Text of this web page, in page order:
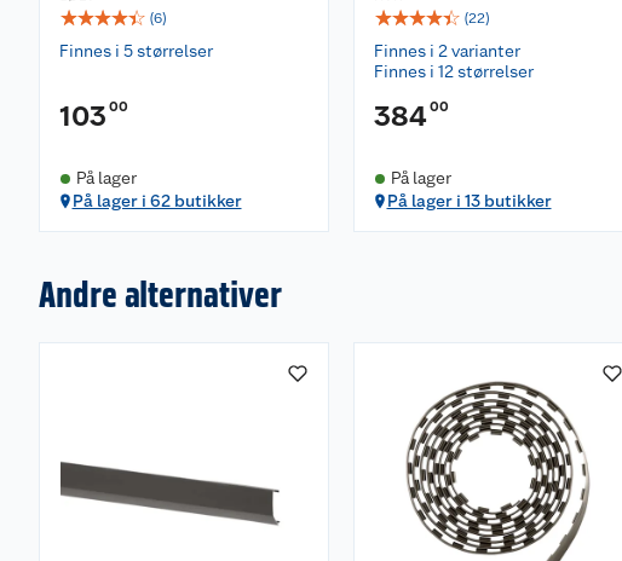
☆☆☆☆☆ (6)
Finnes i 5 størrelser
103 00
På lager
På lager i 62 butikker
☆☆☆☆☆ (22)
Finnes i 2 varianter
Finnes i 12 størrelser
38400
På lager
På lager i 13 butikker
Andre alternativer